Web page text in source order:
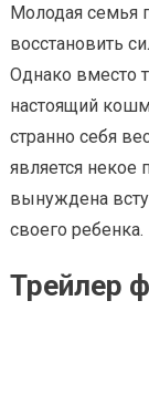
Молодая семья
восстановить
Однако вместо
настоящий
странно себя
является некое
вынуждена
своего ребенка.
Трейлер